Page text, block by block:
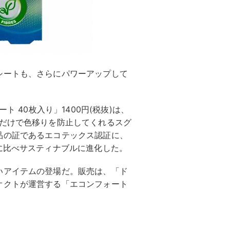
トも、さらにパワーアップして
ト 40枚入り」1400円(税抜)は、
けで色移りを防止してくれるスグ
証であるエコテックス認証に、
べサスティナブルに進化した。
イテムの登場だ。販売は、「ド
トが運営する「エコンフォート